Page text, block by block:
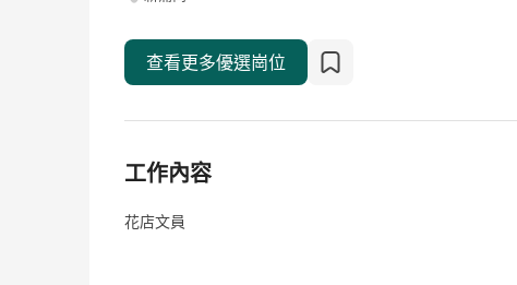
查看更多優選崗位
工作內容
花店文員